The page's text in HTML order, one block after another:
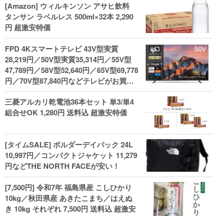
[Amazon] ウィルキンソン アサヒ飲料
タンサン ラベルレス 500ml×32本 2,290
円 超激安特価
FPD 4Kスマートテレビ 43V型実質
28,219円／50V型実質35,314円／55V型
47,789円／58V型52,640円／65V型69,778
円／70V型87,840円などテレビがお買い
得！
三菱アルカリ乾電池36本セット 単3/単4
組合せOK 1,280円 送料込 超激安特価
[タイムSALE] ボルダーデイパック 24L
10,997円／コンパクトジャケット 11,279
円などTHE NORTH FACEが安い！
[7,500円] 令和7年 福島県産 こしひかり
10kg／秋田県産 あきたこまち／はえぬ
き 10kg それぞれ 7,500円 送料込 超激安